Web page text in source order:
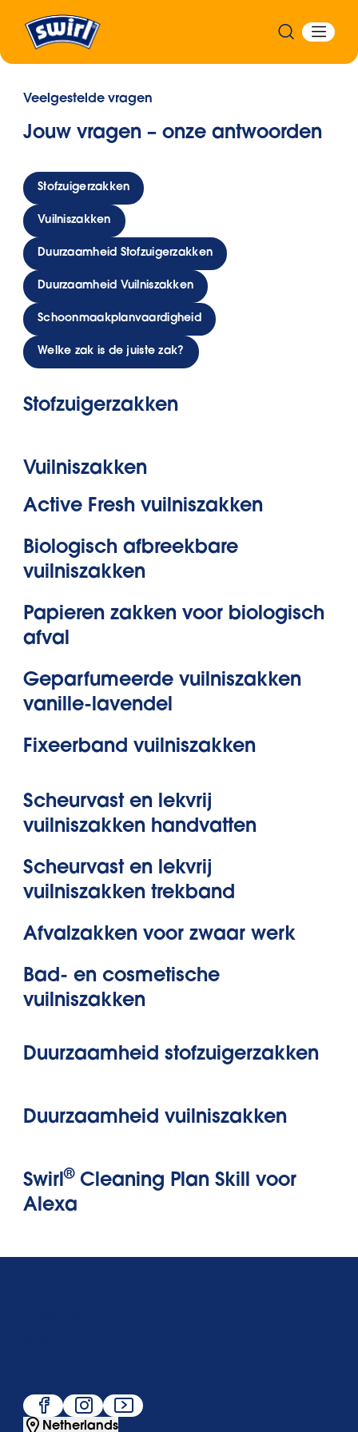
Veelgestelde vragen
Jouw vragen – onze antwoorden
Stofzuigerzakken
Vuilniszakken
Duurzaamheid Stofzuigerzakken
Duurzaamheid Vuilniszakken
Schoonmaakplanvaardigheid
Welke zak is de juiste zak?
Stofzuigerzakken
Vuilniszakken
Active Fresh vuilniszakken
Biologisch afbreekbare
vuilniszakken
Papieren zakken voor biologisch
afval
Geparfumeerde vuilniszakken
vanille-lavendel
Fixeerband vuilniszakken
Scheurvast en lekvrij
vuilniszakken handvatten
Scheurvast en lekvrij
vuilniszakken trekband
Afvalzakken voor zwaar werk
Bad- en cosmetische
vuilniszakken
Duurzaamheid stofzuigerzakken
Duurzaamheid vuilniszakken
Swirl®Cleaning Plan Skill voor
Alexa
Netherlands